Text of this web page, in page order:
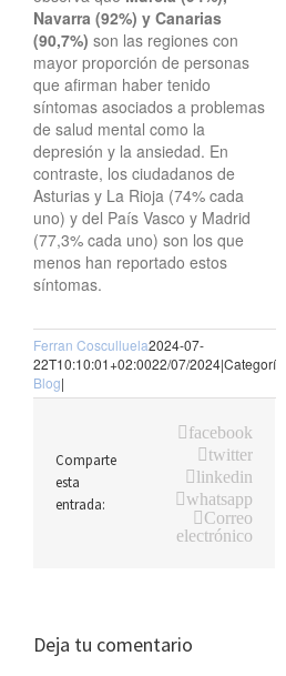
Navarra (92%) y Canarias
(90,7%) son las regiones con
mayor proporción de personas
que afirman haber tenido
síntomas asociados a problemas
de salud mental como la
depresión y la ansiedad. En
contraste, los ciudadanos de
Asturias y La Rioja (74% cada
uno) y del País Vasco y Madrid
(77,3% cada uno) son los que
menos han reportado estos
síntomas.
Ferran Cosculluela2024-07-
22T10:10:01+02:0022/07/2024|Categorías:
Blog|
Comparte
esta
entrada:
facebook
twitter
linkedin
whatsapp
Correo
electrónico
Deja tu comentario